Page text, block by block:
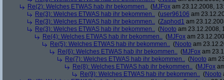
Re(2): Welches ETWAS hab ihr bekommen.. (MJFox am 23.12.2008,
Re(3): Welches ETWAS hab ihr bekommen.. (user96106 am
Re(3): Welches ETWAS hab ihr bekommen.. (Zaphod1 am
Re(3): Welches ETWAS hab ihr bekommen.. (Nooto am 23.12.2008,
Re(4): Welches ETWAS hab ihr bekommen.. (MJFox am
Re(5): Welches ETWAS hab ihr bekommen.. (Nooto am
Re(6): Welches ETWAS hab ihr bekommen.. (MJFox am
Re(7): Welches ETWAS hab ihr bekommen.. (Nooto am
Re(8): Welches ETWAS hab ihr bekommen.. (MJFox
Re(9): Welches ETWAS hab ihr bekommen.. (Nooto